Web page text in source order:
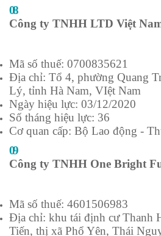
08
Công ty TNHH LTD Việt
Mã số thuế: 0700835621
Địa chỉ: Tổ 4, phường Quang
Lý, tỉnh Hà Nam, VIệt Nam
Ngày hiệu lực: 03/12/2020
Số tháng hiệu lực: 36
Cơ quan cấp: Bộ Lao động -
09
Công ty TNHH One Bright
Mã số thuế: 4601506983
Địa chỉ: khu tái định cư Thanh
Tiến, thị xã Phổ Yên, Thái